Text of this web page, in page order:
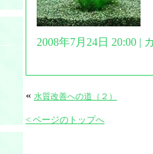
2008年7月24日 20:00 |
« 水質改善への道（２）
< ページのトップへ